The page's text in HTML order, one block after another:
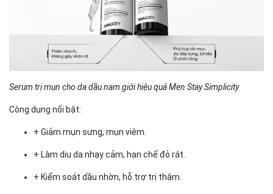
Serum trị mụn cho da dầu nam giới hiệu quả Men Stay Simplicity
Công dụng nổi bật:
+ Giảm mụn sưng, mụn viêm.
+ Làm dịu da nhạy cảm, hạn chế đỏ rát.
+ Kiểm soát dầu nhờn, hỗ trợ trị thâm.